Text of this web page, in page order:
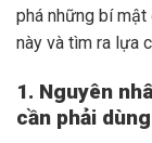
phá những bí
này và tìm ra lựa
1. Nguyên
cần phải